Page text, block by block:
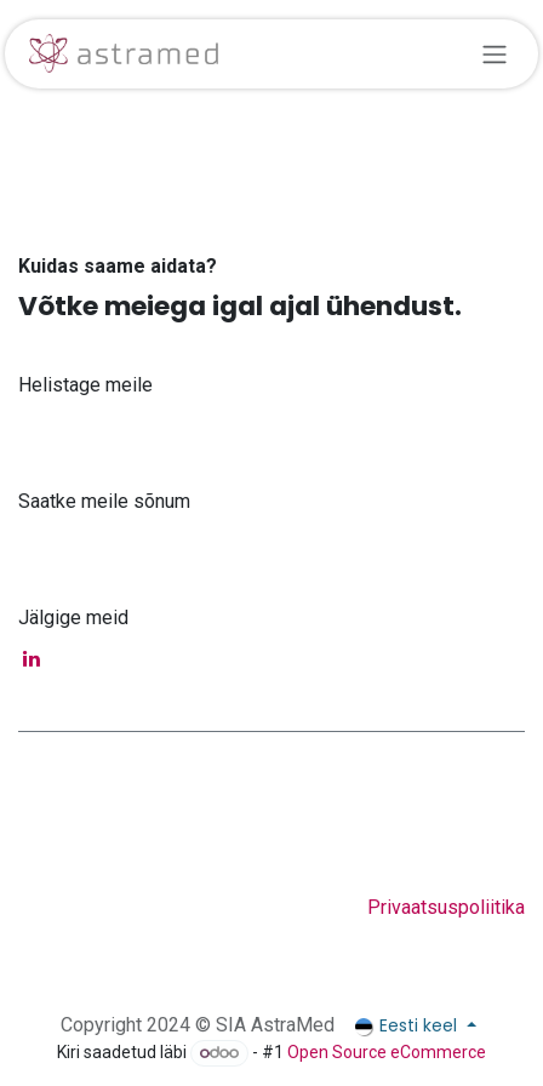
Skip to Content
Kuidas saame aidata?
Võtke meiega igal ajal ühendust.
Helistage meile
Saatke meile sõnum
Jälgige meid
Privaatsuspoliitika
Copyright 2024 © SIA AstraMed Eesti keel
Kiri saadetud läbi - #1Open Source eCommerce